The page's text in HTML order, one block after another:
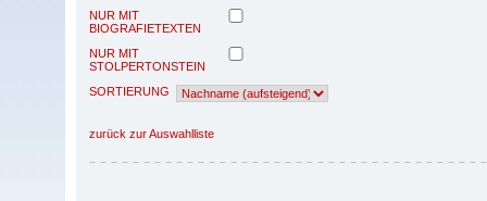
NUR MIT
BIOGRAFIETEXTEN
NUR MIT
STOLPERTONSTEIN
SORTIERUNG
zurück zur Auswahlliste